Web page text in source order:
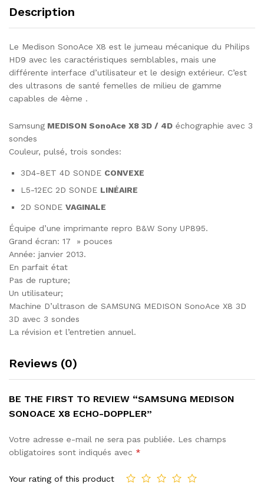
Description
Le Medison SonoAce X8 est le jumeau mécanique du Philips
HD9 avec les caractéristiques semblables, mais une
différente interface d’utilisateur et le design extérieur. C’est
des ultrasons de santé femelles de milieu de gamme
capables de 4ème .
Samsung MEDISON SonoAce X8 3D / 4D échographie avec 3
sondes
Couleur, pulsé, trois sondes:
3D4-8ET 4D SONDE CONVEXE
L5-12EC 2D SONDE LINÉAIRE
2D SONDE VAGINALE
Équipe d’une imprimante repro B&W Sony UP895.
Grand écran: 17 » pouces
Année: janvier 2013.
En parfait état
Pas de rupture;
Un utilisateur;
Machine D’ultrason de SAMSUNG MEDISON SonoAce X8 3D
3D avec 3 sondes
La révision et l’entretien annuel.
Reviews (0)
BE THE FIRST TO REVIEW “SAMSUNG MEDISON
SONOACE X8 ECHO-DOPPLER”
Votre adresse e-mail ne sera pas publiée. Les champs
obligatoires sont indiqués avec *
Your rating of this product